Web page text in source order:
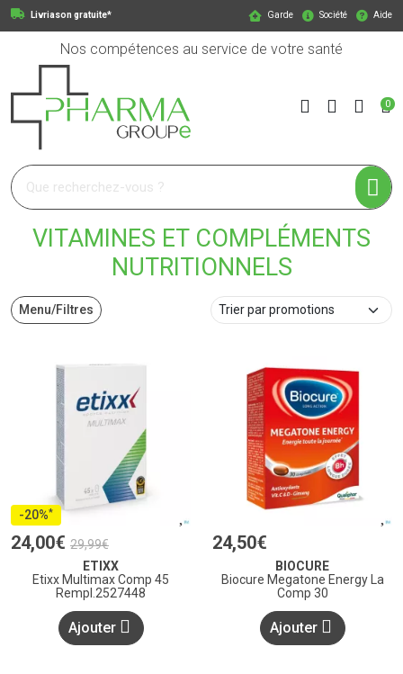
Livriason gratuite* Garde Société Aide
Nos compétences au service de votre santé
Pharmagroupe Votre pharmacie en ligne à votre service
0
VITAMINES ET COMPLÉMENTS
NUTRITIONNELS
Menu/Filtres
-20%*
24,00€ 29,99€
ETIXX
Etixx Multimax Comp 45
Rempl.2527448
Ajouter
24,50€
BIOCURE
Biocure Megatone Energy La
Comp 30
Ajouter